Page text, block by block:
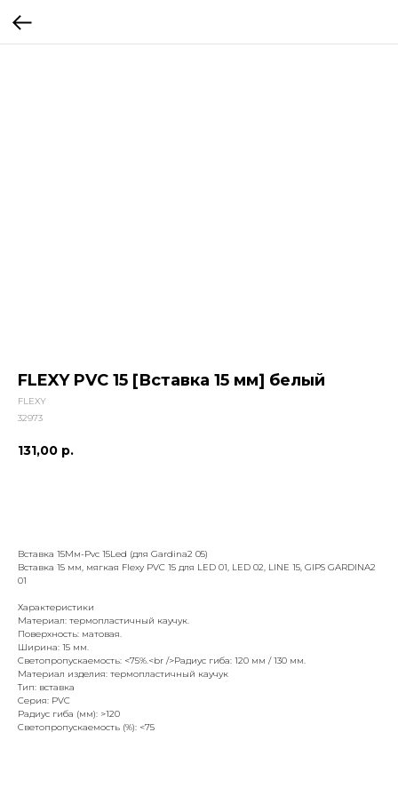
FLEXY PVC 15 [Вставка 15 мм] белый
FLEXY
32973
131,00 р.
Вставка 15Мм-Pvc 15Led (для Gardina2 05)
Вставка 15 мм, мягкая Flexy PVC 15 для LED 01, LED 02, LINE 15, GIPS GARDINA2
01
Характеристики
Материал: термопластичный каучук.
Поверхность: матовая.
Ширина: 15 мм.
Светопропускаемость: <75%.<br />Радиус гиба: 120 мм / 130 мм.
Материал изделия: термопластичный каучук
Тип: вставка
Серия: PVC
Радиус гиба (мм): >120
Светопропускаемость (%): <75